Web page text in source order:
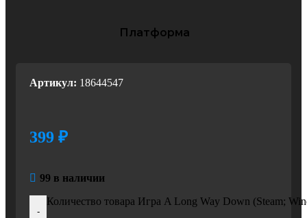
Платформа
Артикул: 18644547
399 ₽
99 в наличии
-
Количество товара Игра A Long Way Down (Steam;